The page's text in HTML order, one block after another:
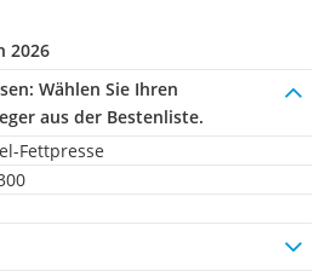
2026
Wählen Sie Ihren
aus der Bestenliste.
Fettpresse